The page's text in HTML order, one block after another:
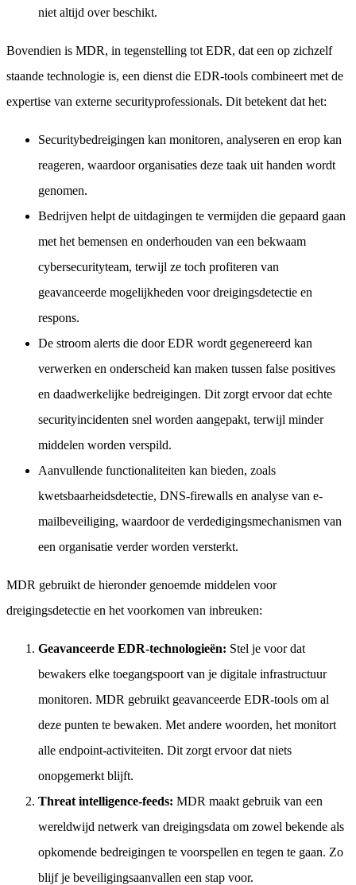
niet altijd over beschikt.
Bovendien is MDR, in tegenstelling tot EDR, dat een op zichzelf
staande technologie is, een dienst die EDR-tools combineert met de
expertise van externe securityprofessionals. Dit betekent dat het:
Securitybedreigingen kan monitoren, analyseren en erop kan
reageren, waardoor organisaties deze taak uit handen wordt
genomen.
Bedrijven helpt de uitdagingen te vermijden die gepaard gaan
met het bemensen en onderhouden van een bekwaam
cybersecurityteam, terwijl ze toch profiteren van
geavanceerde mogelijkheden voor dreigingsdetectie en
respons.
De stroom alerts die door EDR wordt gegenereerd kan
verwerken en onderscheid kan maken tussen false positives
en daadwerkelijke bedreigingen. Dit zorgt ervoor dat echte
securityincidenten snel worden aangepakt, terwijl minder
middelen worden verspild.
Aanvullende functionaliteiten kan bieden, zoals
kwetsbaarheidsdetectie, DNS-firewalls en analyse van e-
mailbeveiliging, waardoor de verdedigingsmechanismen van
een organisatie verder worden versterkt.
MDR gebruikt de hieronder genoemde middelen voor
dreigingsdetectie en het voorkomen van inbreuken:
Geavanceerde EDR-technologieën: Stel je voor dat
bewakers elke toegangspoort van je digitale infrastructuur
monitoren. MDR gebruikt geavanceerde EDR-tools om al
deze punten te bewaken. Met andere woorden, het monitort
alle endpoint-activiteiten. Dit zorgt ervoor dat niets
onopgemerkt blijft.
Threat intelligence-feeds: MDR maakt gebruik van een
wereldwijd netwerk van dreigingsdata om zowel bekende als
opkomende bedreigingen te voorspellen en tegen te gaan. Zo
blijf je beveiligingsaanvallen een stap voor.